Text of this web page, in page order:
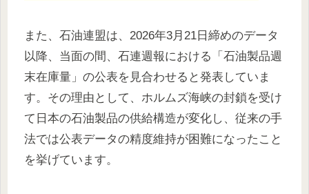
また、石油連盟は、2026年3月21日締めのデータ
以降、当面の間、石連週報における「石油製品週
末在庫量」の公表を見合わせると発表していま
す。その理由として、ホルムズ海峡の封鎖を受け
て日本の石油製品の供給構造が変化し、従来の手
法では公表データの精度維持が困難になったこと
を挙げています。